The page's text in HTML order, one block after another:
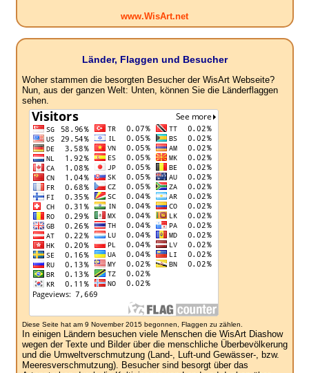
www.WisArt.net
Länder, Flaggen und Besucher
Woher stammen die besorgten Besucher der WisArt Webseite?
Nun, aus der ganzen Welt: Unten, können Sie die Länderflaggen
sehen.
Diese Seite hat am 9 November 2015 begonnen, Flaggen zu zählen.
In einigen Ländern besuchen viele Menschen die WisArt Diashow
wegen der Texte und Bilder über die menschliche Überbevölkerung
und die Umweltverschmutzung (Land-, Luft-und Gewässer-, bzw.
Meeresverschmutzung). Besucher sind besorgt über das